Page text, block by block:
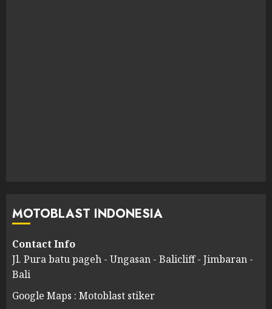
MOTOBLAST INDONESIA
Contact Info
Jl. Pura batu pageh - Ungasan - Balicliff - Jimbaran -
Bali
Google Maps : Motoblast stiker